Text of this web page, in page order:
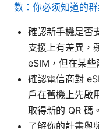
数：你必须知道的
確認新手機是否
支援上有差異，
eSIM，但在某些
確認電信商對
戶在舊機上先啟
取得新的 QR 碼。
了解你的計畫與